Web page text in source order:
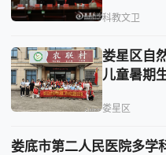
科教文卫
娄星区自
儿童暑期
娄星区
娄底市第二人民医院多学